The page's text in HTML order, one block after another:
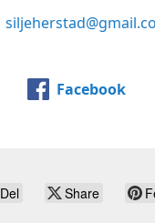
Facebook
Del Share